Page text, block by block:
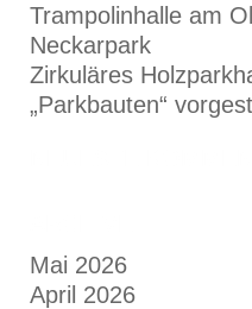
Trampolinhalle am
Neckarpark
Zirkuläres
„Parkbauten“
Mai 2026
April 2026